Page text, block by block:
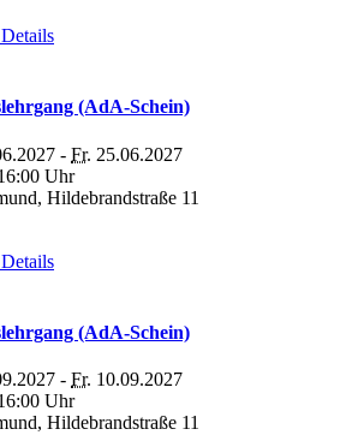
(AdA-Schein)
- Fr. 25.06.2027
Uhr
Hildebrandstraße 11
(AdA-Schein)
- Fr. 10.09.2027
Uhr
Hildebrandstraße 11